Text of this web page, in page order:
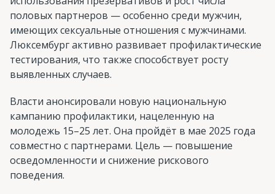
половых партнеров — особенно среди мужчин,
имеющих сексуальные отношения с мужчинами.
Люксембург активно развивает профилактические
тестирования, что также способствует росту
выявленных случаев.
Власти анонсировали новую национальную
кампанию профилактики, нацеленную на
молодежь 15–25 лет. Она пройдёт в мае 2025 года
совместно с партнерами. Цель — повышение
осведомленности и снижение рискового
поведения.